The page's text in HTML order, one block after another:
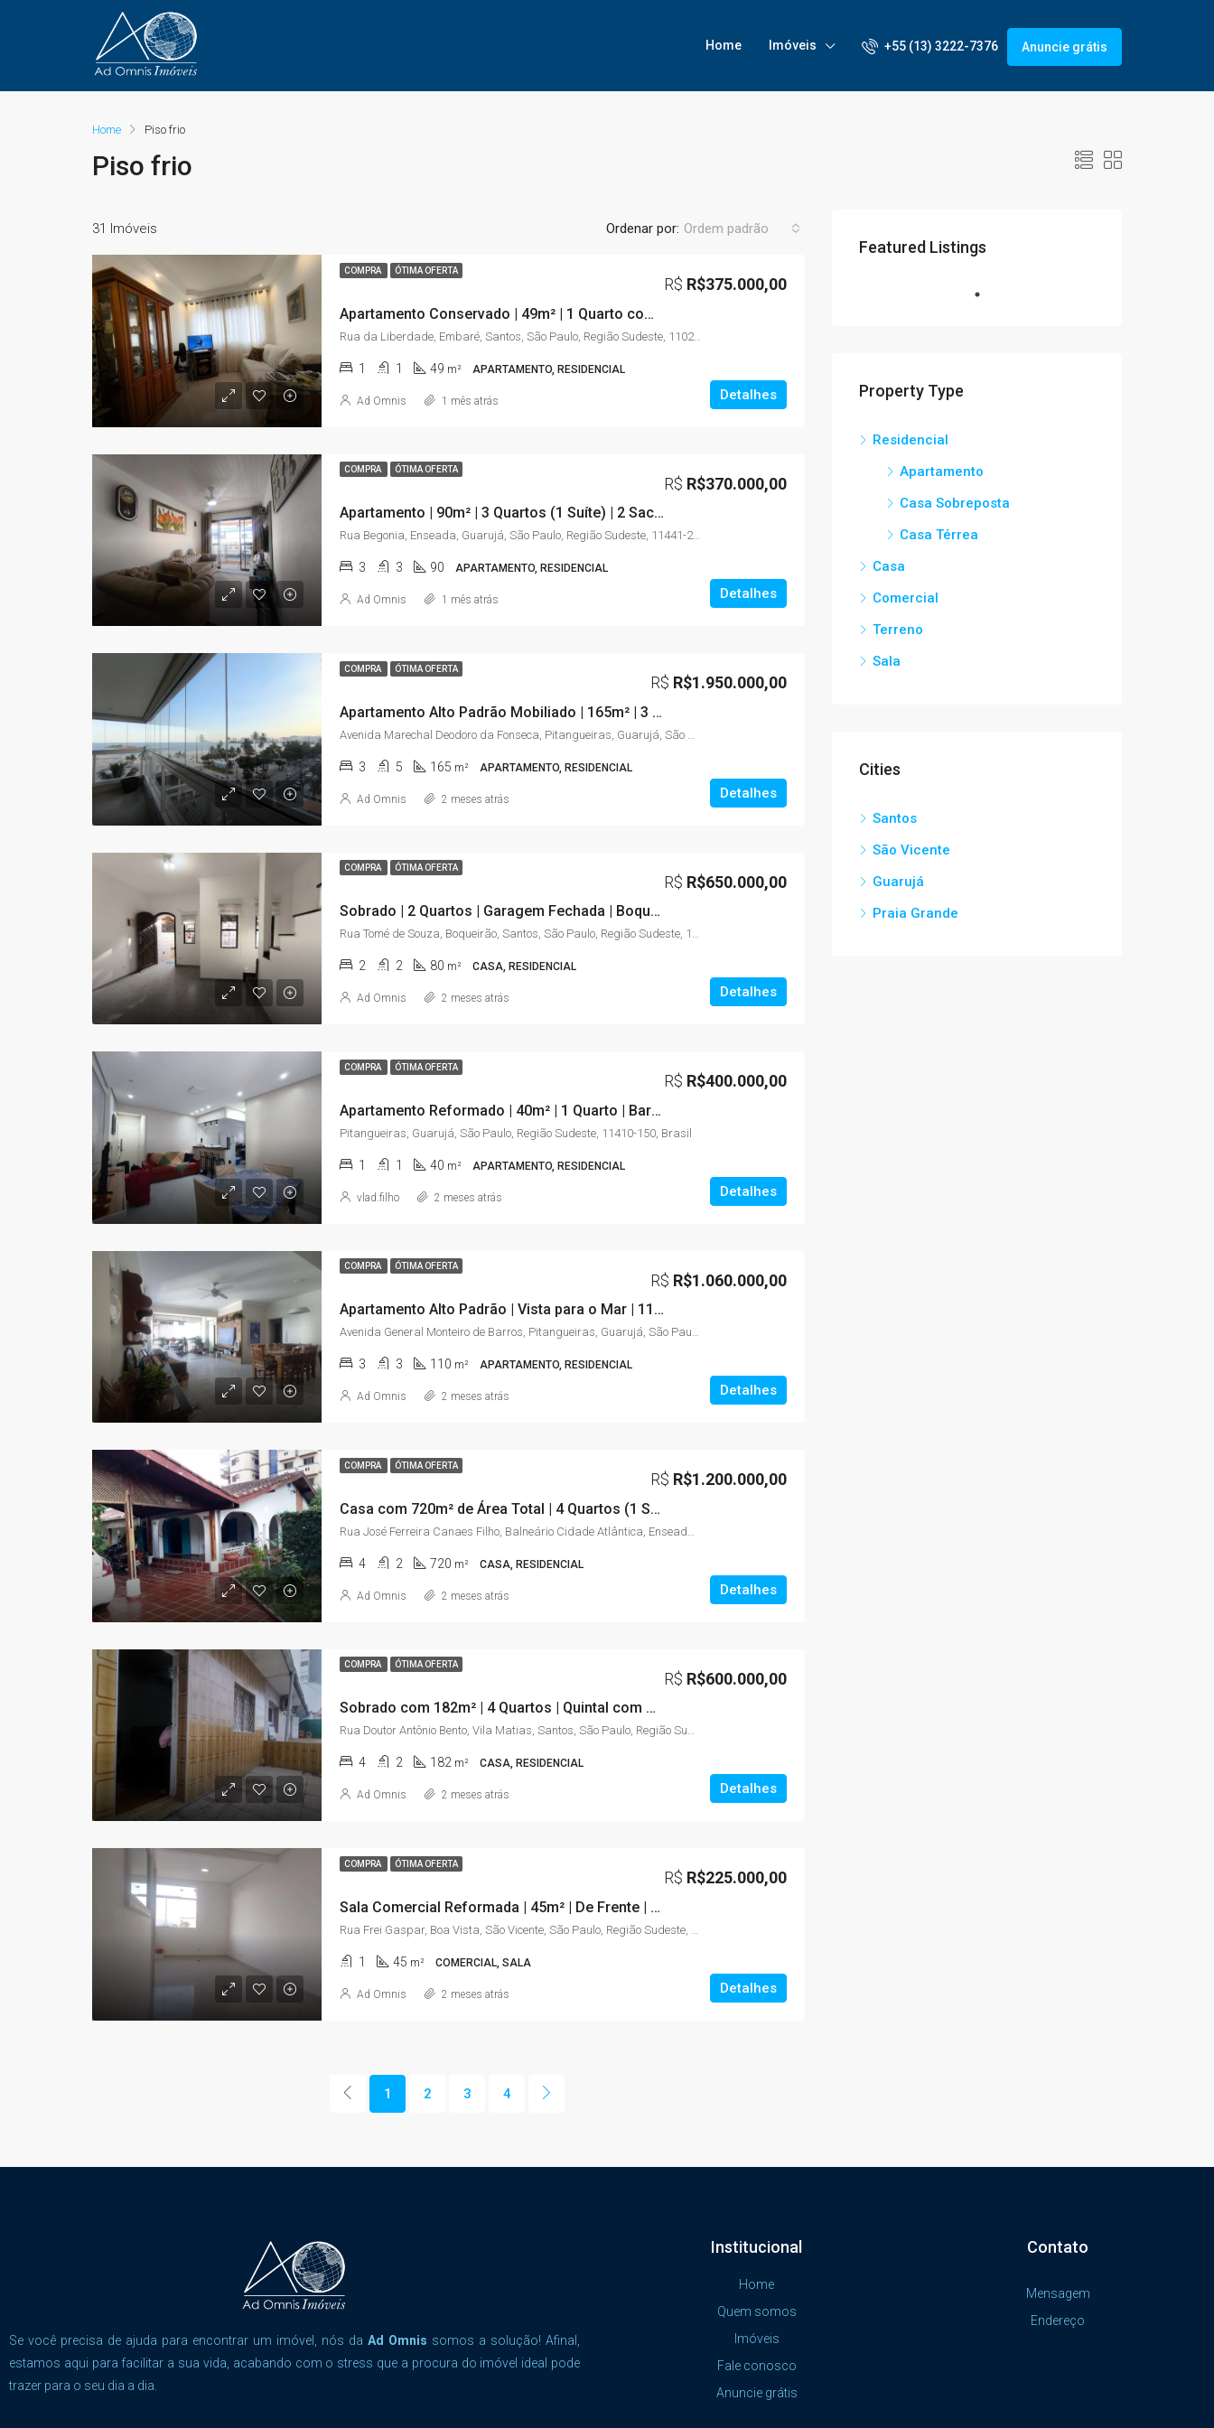
Home Imóveis +55 (13) 3222-7376 Anuncie grátis
Home Piso frio
Piso frio
31 Imóveis Ordenar por: Ordem padrão
COMPRA ÓTIMA OFERTA
Apartamento Conservado | 49m² | 1 Quarto com Sacada | Embaré – Santos/SP
R$ R$375.000,00
1 1 49 m² APARTAMENTO, RESIDENCIAL
Detalhes
Ad Omnis 1 mês atrás
COMPRA ÓTIMA OFERTA
Apartamento | 90m² | 3 Quartos (1 Suíte) | 2 Sacadas | Elevador | Enseada – Guarujá/SP
R$ R$370.000,00
Rua Begonia, Enseada, Guarujá, São Paulo, Região Sudeste, 11441-225, Brasil
3 3 90 APARTAMENTO, RESIDENCIAL
Detalhes
Ad Omnis 1 mês atrás
COMPRA ÓTIMA OFERTA
Apartamento Alto Padrão Mobiliado | 165m² | 3 Suítes | Vista para o Mar | Pitangueiras – Guarujá/SP
R$ R$1.950.000,00
3 5 165 m² APARTAMENTO, RESIDENCIAL
Detalhes
Ad Omnis 2 meses atrás
COMPRA ÓTIMA OFERTA
Sobrado | 2 Quartos | Garagem Fechada | Boqueirão – Santos/SP
R$ R$650.000,00
Rua Tomé de Souza, Boqueirão, Santos, São Paulo, Região Sudeste, 11045-904, Brasil
2 2 80 m² CASA, RESIDENCIAL
Detalhes
Ad Omnis 2 meses atrás
COMPRA ÓTIMA OFERTA
Apartamento Reformado | 40m² | 1 Quarto | Barra Funda (Pitangueiras) – Guarujá/SP
R$ R$400.000,00
Pitangueiras, Guarujá, São Paulo, Região Sudeste, 11410-150, Brasil
1 1 40 m² APARTAMENTO, RESIDENCIAL
Detalhes
vlad.filho 2 meses atrás
COMPRA ÓTIMA OFERTA
Apartamento Alto Padrão | Vista para o Mar | 110m² | 3 Quartos (2 Suítes) | Astúrias – Guarujá/SP
R$ R$1.060.000,00
Avenida General Monteiro de Barros, Pitangueiras, Guarujá, São Paulo, Região Sudeste, 11420-140, Brasil
3 3 110 m² APARTAMENTO, RESIDENCIAL
Detalhes
Ad Omnis 2 meses atrás
COMPRA ÓTIMA OFERTA
Casa com 720m² de Área Total | 4 Quartos (1 Suíte) | Amplo Jardim | Enseada – Guarujá/SP
R$ R$1.200.000,00
4 2 720 m² CASA, RESIDENCIAL
Detalhes
Ad Omnis 2 meses atrás
COMPRA ÓTIMA OFERTA
Sobrado com 182m² | 4 Quartos | Quintal com Churrasqueira | Vila Mathias – Santos/SP
R$ R$600.000,00
Rua Doutor Antônio Bento, Vila Matias, Santos, São Paulo, Região Sudeste, 11075-001, Brasil
4 2 182 m² CASA, RESIDENCIAL
Detalhes
Ad Omnis 2 meses atrás
COMPRA ÓTIMA OFERTA
Sala Comercial Reformada | 45m² | De Frente | Centro de São Vicente/SP
R$ R$225.000,00
1 45 m² COMERCIAL, SALA
Detalhes
Ad Omnis 2 meses atrás
1 2 3 4
Featured Listings
Property Type
Residencial
Apartamento
Casa Sobreposta
Casa Térrea
Casa
Comercial
Terreno
Sala
Cities
Santos
São Vicente
Guarujá
Praia Grande
Se você precisa de ajuda para encontrar um imóvel, nós da Ad Omnis somos a solução! Afinal,
estamos aqui para facilitar a sua vida, acabando com o stress que a procura do imóvel ideal pode
trazer para o seu dia a dia.
Institucional
Home
Quem somos
Imóveis
Fale conosco
Anuncie grátis
Contato
Mensagem
Endereço